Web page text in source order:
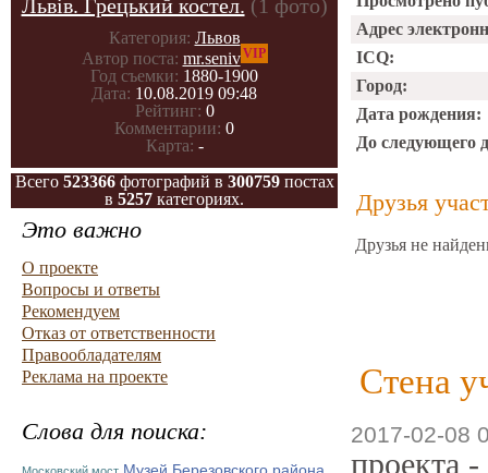
Львів. Грецький костел. (1 фото)
Категория: Львов
Автор поста: mr.senivVIP
Год съемки: 1880-1900
Дата: 10.08.2019 09:48
Рейтинг: 0
Комментарии: 0
Карта: -
Всего 523366фотографий в 300759постах
в 5257 категориях.
Это важно
О проекте
Вопросы и ответы
Рекомендуем
Отказ от ответственности
Правообладателям
Реклама на проекте
Слова для поиска:
Адрес
ICQ:
Город:
Дата рождения:
До следующего
Друзья
Друзья не
Стена
2017-02-08
проекта